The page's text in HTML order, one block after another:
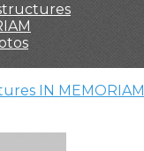
IN MEMORIAM